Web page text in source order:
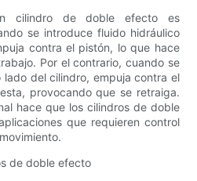
cilindro de doble efecto es
se introduce fluido hidráulico
contra el pistón, lo que hace
Por el contrario, cuando se
del cilindro, empuja contra el
provocando que se retraiga.
hace que los cilindros de doble
que requieren control
de doble efecto